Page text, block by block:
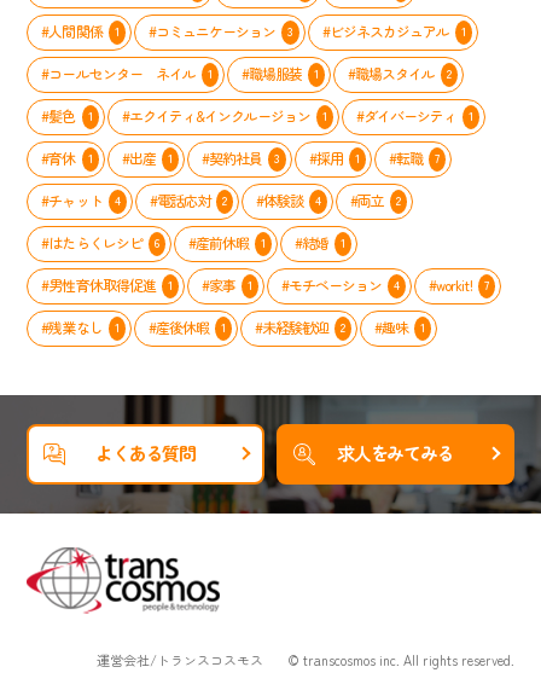
#人間関係 1 #コミュニケーション 3 #ビジネスカジュアル 1
#コールセンター ネイル 1 #職場服装 1 #職場スタイル 2
#髪色 1 #エクイティ&インクルージョン 1 #ダイバーシティ 1
#育休 1 #出産 1 #契約社員 3 #採用 1 #転職 7
#チャット 4 #電話応対 2 #体験談 4 #両立 2
#はたらくレシピ 6 #産前休暇 1 #結婚 1
#男性育休取得促進 1 #家事 1 #モチベーション 4 #workit! 7
#残業なし 1 #産後休暇 1 #未経験歓迎 2 #趣味 1
よくある質問 求人をみてみる
運営会社/トランスコスモス © transcosmos inc. All rights reserved.